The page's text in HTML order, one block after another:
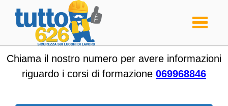
Toggle
Chiama il nostro numero per avere informazioni
riguardo i corsi di formazione 069968846